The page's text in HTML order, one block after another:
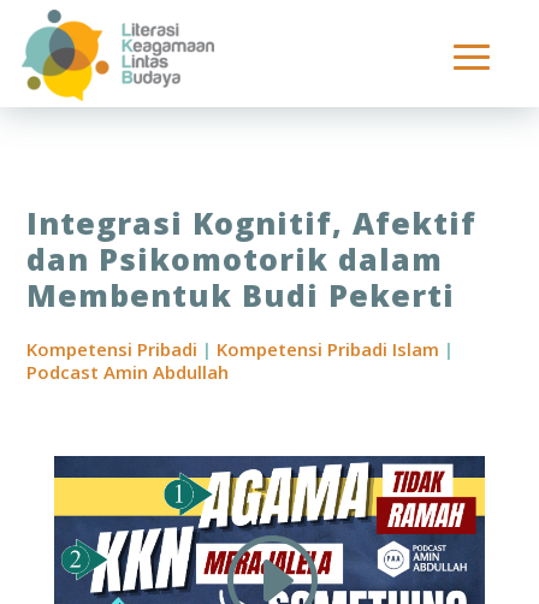
Integrasi Kognitif, Afektif
dan Psikomotorik dalam
Membentuk Budi Pekerti
Kompetensi Pribadi | Kompetensi Pribadi Islam |
Podcast Amin Abdullah